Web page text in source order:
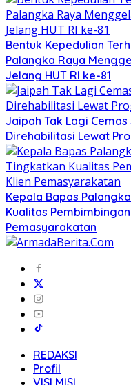
Bentuk Kepedulian
Palangka Raya
Jelang HUT RI ke-81
Jaipah Tak Lagi
Direhabilitasi Lewat
Kepala Bapas
Kualitas
Pemasyarakatan
REDAKSI
Profil
VISI MISI